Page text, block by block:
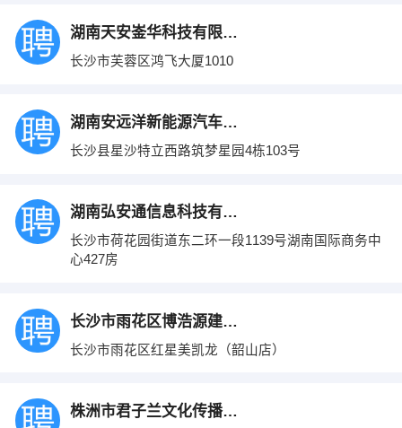
湖南天安崟华科技有限公司
长沙市芙蓉区鸿飞大厦1010
湖南安远洋新能源汽车贸易有限责任公司
长沙县星沙特立西路筑梦星园4栋103号
湖南弘安通信息科技有限公司
长沙市荷花园街道东二环一段1139号湖南国际商务中
心427房
长沙市雨花区博浩源建材商行
长沙市雨花区红星美凯龙（韶山店）
株洲市君子兰文化传播有限公司